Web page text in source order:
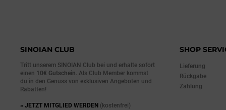
SINOIAN CLUB
Tritt unserem SINOIAN Club bei und erhalte sofort
einen 10€ Gutschein. Als Club Member kommst
du in den Genuss von exklusiven Angeboten und
Rabatten!
» JETZT MITGLIED WERDEN (kostenfrei)
SHOP
Lieferung
Rückgabe
Zahlung